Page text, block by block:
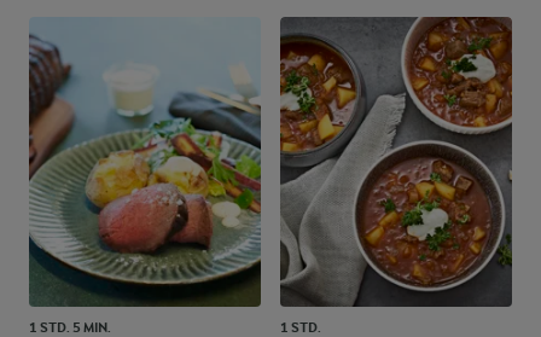
1 STD. 5 MIN. 1 STD.